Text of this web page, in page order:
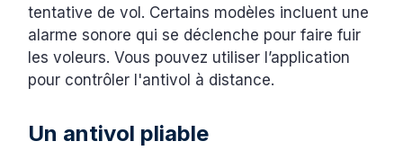
tentative de vol. Certains modèles incluent une
alarme sonore qui se déclenche pour faire fuir
les voleurs. Vous pouvez utiliser l’application
pour contrôler l'antivol à distance.
Un antivol pliable